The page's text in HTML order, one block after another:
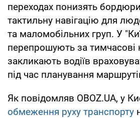
переходах понизять
тактильну навігацію для
та маломобільних груп. У
перепрошують за тимчасові
закликають водіїв
під час планування
Як повідомляв OBOZ.UA, у
обмеження руху транспорту